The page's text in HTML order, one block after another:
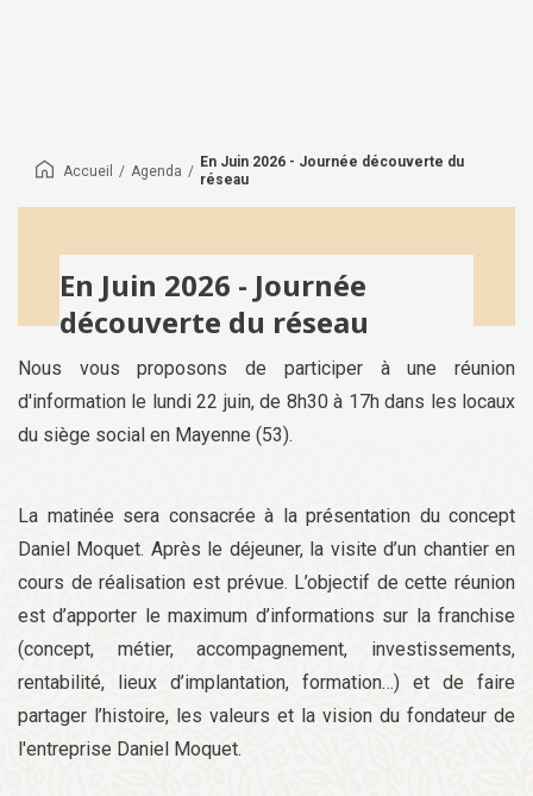
Accueil / Agenda /
En Juin 2026 - Journée découverte du
réseau
En Juin 2026 - Journée
découverte du réseau
Nous vous proposons de participer à une réunion
d'information le lundi 22 juin, de 8h30 à 17h dans les locaux
du siège social en Mayenne (53).
La matinée sera consacrée à la présentation du concept
Daniel Moquet. Après le déjeuner, la visite d’un chantier en
cours de réalisation est prévue. L’objectif de cette réunion
est d’apporter le maximum d’informations sur la franchise
(concept, métier, accompagnement, investissements,
rentabilité, lieux d’implantation, formation…) et de faire
partager l’histoire, les valeurs et la vision du fondateur de
l'entreprise Daniel Moquet.